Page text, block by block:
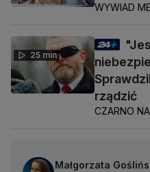
WYWIAD
25 min
rządzić
CZARNO
Małgorzata